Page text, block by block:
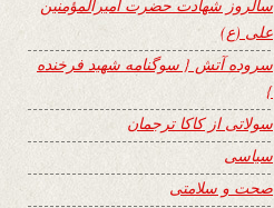
سالروز شهادت حضرت امیرالمؤمنین
علی (ع)
سروده آتش { سوگنامه شهید فرخنده
}
سولاتی از کاکا ترجمان
سیاسی
صحت و سلامتی